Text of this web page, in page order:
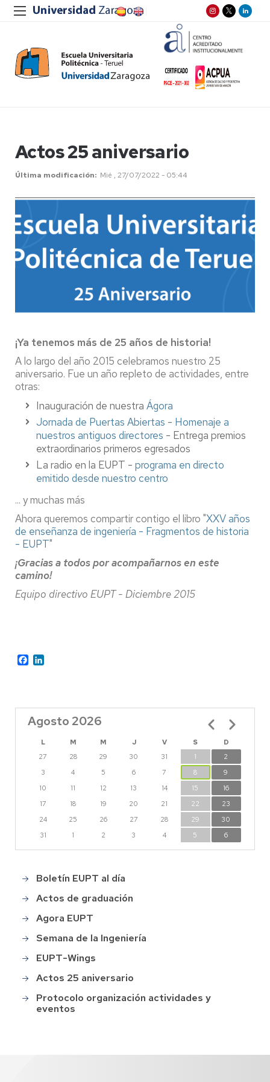
Actos 25 aniversario
Última modificación Mié , 27/07/2022 - 05:44
¡Ya tenemos más de 25 años de historia!
A lo largo del año 2015 celebramos nuestro 25
aniversario. Fue un año repleto de actividades, entre
otras:
Inauguración de nuestra Ágora
Jornada de Puertas Abiertas - Homenaje a
nuestros antiguos directores - Entrega premios
extraordinarios primeros egresados
La radio en la EUPT - programa en directo
emitido desde nuestro centro
... y muchas más
Ahora queremos compartir contigo el libro "XXV años
de enseñanza de ingeniería - Fragmentos de historia
- EUPT"
¡Gracias a todos por acompañarnos en este
camino!
Equipo directivo EUPT - Diciembre 2015
Facebook
Agosto 2026
L M M J V S
D
27
28 29 30 31 1
2
3
4 5 6 7 8
9
10
11 12 13 14 15
16
17
18 19 20 21 22
23
24
25 26 27 28 29
30
31
1 2 3 4 5 6
Paginación
Main
Boletín EUPT al día
Actos de graduación
Agora EUPT
Semana de la Ingeniería
EUPT-Wings
Actos 25 aniversario
Protocolo organización actividades y
eventos